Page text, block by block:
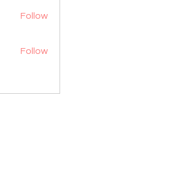
Follow
Follow